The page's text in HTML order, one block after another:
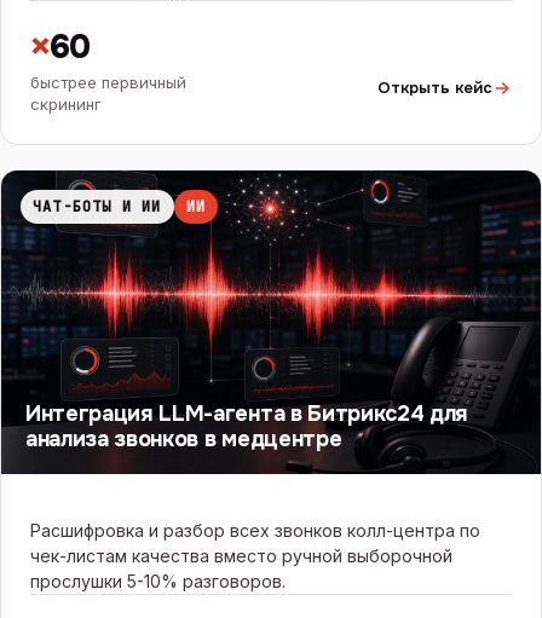
×60
быстрее первичный
скрининг
Открыть кейс
ЧАТ-БОТЫ И ИИ ИИ
Интеграция LLM-агента в Битрикс24 для
анализа звонков в медцентре
Расшифровка и разбор всех звонков колл-центра по
чек-листам качества вместо ручной выборочной
прослушки 5-10% разговоров.